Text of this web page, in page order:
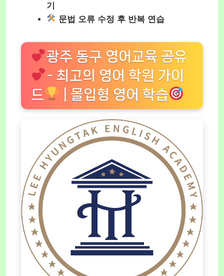
기
문법 오류 수정 후 반복 연습
광주 동구 영어교육 공유
- 최고의 영어 학원 가이
드
| 몰입형 영어 학습